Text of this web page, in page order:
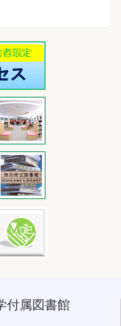
付属図書館